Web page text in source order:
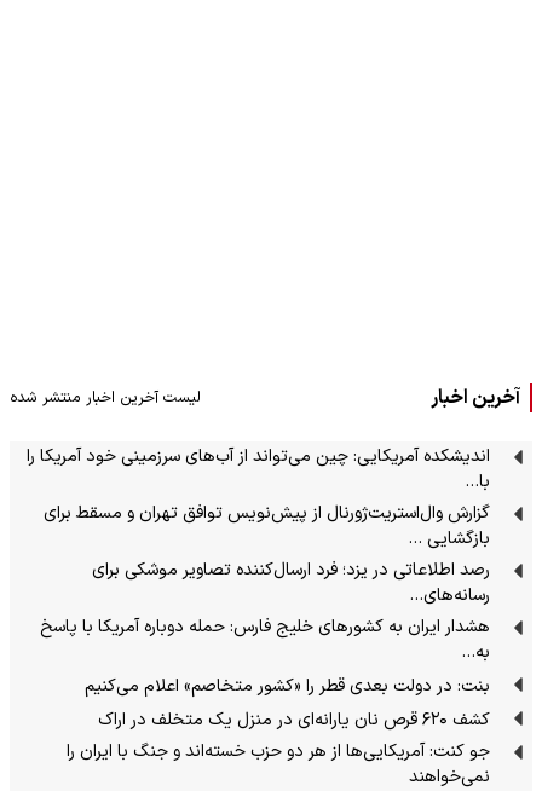
آخرین اخبار لیست آخرین اخبار منتشر شده
اندیشکده آمریکایی: چین می‌تواند از آب‌های سرزمینی خود آمریکا را
با…
گزارش وال‌استریت‌ژورنال از پیش‌نویس توافق تهران و مسقط برای
بازگشایی …
رصد اطلاعاتی در یزد؛ فرد ارسال‌کننده تصاویر موشکی برای
رسانه‌های…
هشدار ایران به کشورهای خلیج فارس: حمله دوباره آمریکا با پاسخ
به…
بنت: در دولت بعدی قطر را «کشور متخاصم» اعلام می‌کنیم
کشف ۶۲۰ قرص نان یارانه‌ای در منزل یک متخلف در اراک
جو کنت: آمریکایی‌ها از هر دو حزب خسته‌اند و جنگ با ایران را
نمی‌خواهند